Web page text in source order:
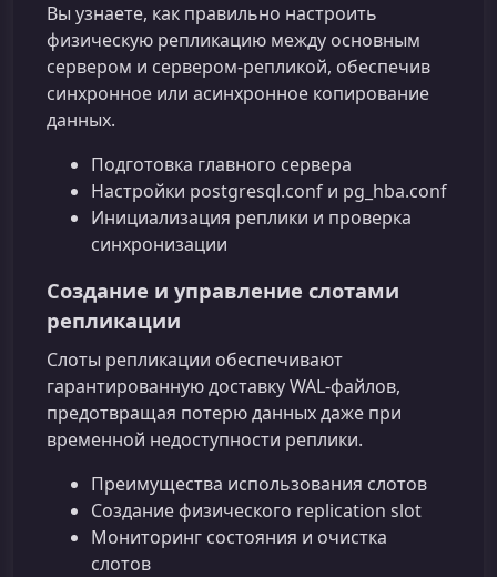
Вы узнаете, как правильно настроить
физическую репликацию между основным
сервером и сервером-репликой, обеспечив
синхронное или асинхронное копирование
данных.
Подготовка главного сервера
Настройки postgresql.conf и pg_hba.conf
Инициализация реплики и проверка
синхронизации
Создание и управление слотами
репликации
Слоты репликации обеспечивают
гарантированную доставку WAL-файлов,
предотвращая потерю данных даже при
временной недоступности реплики.
Преимущества использования слотов
Создание физического replication slot
Мониторинг состояния и очистка
слотов